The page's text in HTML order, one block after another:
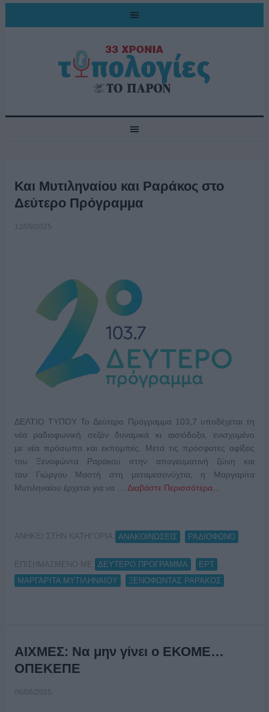
Και Μυτιληναίου και Ραράκος στο
Δεύτερο Πρόγραμμα
12/09/2025
ΔΕΛΤΙΟ ΤΥΠΟΥ Το Δεύτερο Πρόγραμμα 103,7 υποδέχεται τη
νέα ραδιοφωνική σεζόν δυναμικά κι αισιόδοξα, ενισχυμένο
με νέα πρόσωπα και εκπομπές. Μετά τις πρόσφατες αφίξεις
του Ξενοφώντα Ραράκου στην απογευματινή ζώνη και
του Γιώργου Μαστή στη μεταμεσονύχτια, η Μαργαρίτα
Μυτιληναίου έρχεται για να … Διαβάστε Περισσότερα...
ΑΝΗΚΕΙ ΣΤΗΝ ΚΑΤΗΓΟΡΙΑ: ΑΝΑΚΟΙΝΩΣΕΙΣ ΡΑΔΙΟΦΩΝΟ
ΕΠΙΣΗΜΑΣΜΕΝΟ ΜΕ: ΔΕΥΤΕΡΟ ΠΡΟΓΡΑΜΜΑ ΕΡΤ
ΜΑΡΓΑΡΙΤΑ ΜΥΤΙΛΗΝΑΙΟΥ
ΞΕΝΟΦΩΝΤΑΣ ΡΑΡΑΚΟΣ
ΑΙΧΜΕΣ: Να μην γίνει ο ΕΚΟΜΕ…
ΟΠΕΚΕΠΕ
06/06/2025